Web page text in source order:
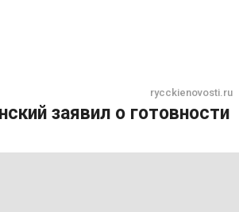
rycckienovosti.ru
заявил о готовности